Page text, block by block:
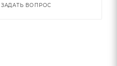
ЗАДАТЬ ВОПРОС